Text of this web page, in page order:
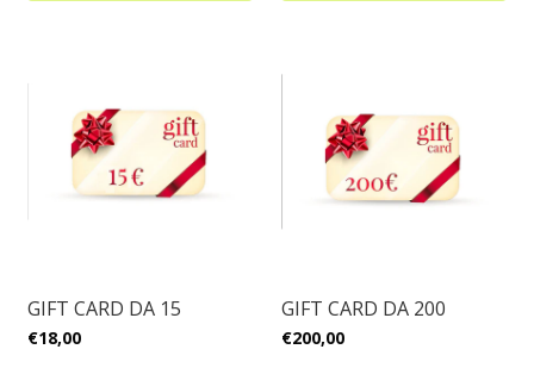
GIFT CARD DA 15
€18,00
GIFT CARD DA 200
€200,00